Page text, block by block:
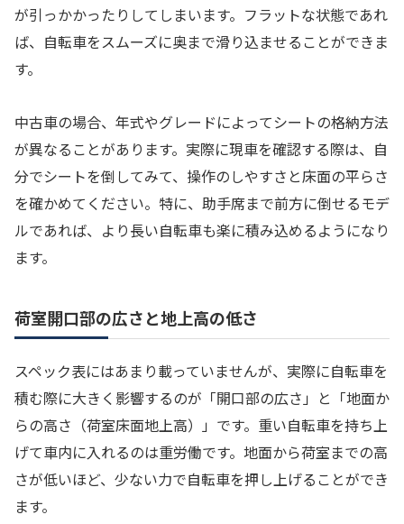
が引っかかったりしてしまいます。フラットな状態であれ
ば、自転車をスムーズに奥まで滑り込ませることができま
す。
中古車の場合、年式やグレードによってシートの格納方法
が異なることがあります。実際に現車を確認する際は、自
分でシートを倒してみて、操作のしやすさと床面の平らさ
を確かめてください。特に、助手席まで前方に倒せるモデ
ルであれば、より長い自転車も楽に積み込めるようになり
ます。
荷室開口部の広さと地上高の低さ
スペック表にはあまり載っていませんが、実際に自転車を
積む際に大きく影響するのが「開口部の広さ」と「地面か
らの高さ（荷室床面地上高）」です。重い自転車を持ち上
げて車内に入れるのは重労働です。地面から荷室までの高
さが低いほど、少ない力で自転車を押し上げることができ
ます。